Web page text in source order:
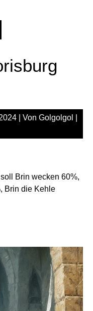
| Von Golgolgol
Brin wecken 60%,
Brin die Kehle